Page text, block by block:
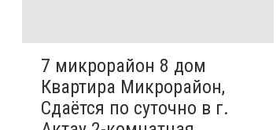
7 микрорайон 8 дом
Квартира Микрорайон,
Сдаётся по суточно в г.